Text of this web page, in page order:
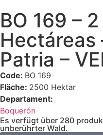
BO 169 –
Hectáreas
Patria –
Code: BO 169
Fläche: 2500 Hektar
Departament:
Boquerón
Es verfügt über 280
unberührter Wald.